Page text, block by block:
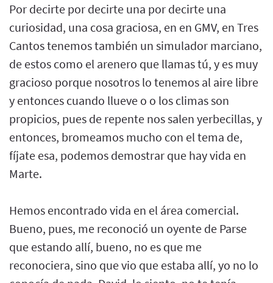
Por decirte por decirte una por decirte una
curiosidad, una cosa graciosa, en en GMV, en Tres
Cantos tenemos también un simulador marciano,
de estos como el arenero que llamas tú, y es muy
gracioso porque nosotros lo tenemos al aire libre
y entonces cuando llueve o o los climas son
propicios, pues de repente nos salen yerbecillas, y
entonces, bromeamos mucho con el tema de,
fíjate esa, podemos demostrar que hay vida en
Marte.
Hemos encontrado vida en el área comercial.
Bueno, pues, me reconoció un oyente de Parse
que estando allí, bueno, no es que me
reconociera, sino que vio que estaba allí, yo no lo